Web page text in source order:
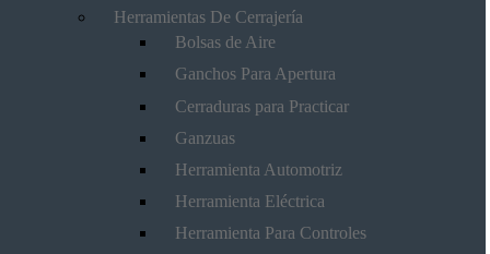
Herramientas De Cerrajería
Bolsas de Aire
Ganchos Para Apertura
Cerraduras para Practicar
Ganzuas
Herramienta Automotriz
Herramienta Eléctrica
Herramienta Para Controles